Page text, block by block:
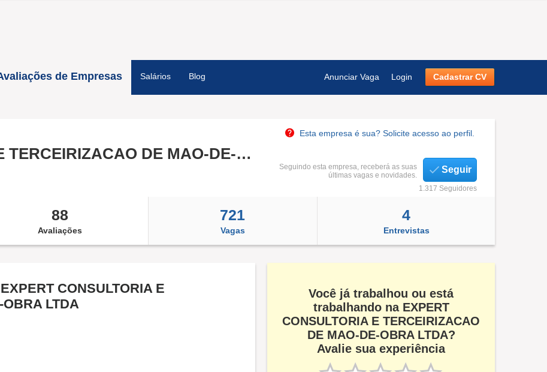
de Empresas Salários Blog Anunciar Vaga Login Cadastrar CV
Esta empresa é sua? Solicite acesso ao perfil.
EXPERT CONSULTORIA E TERCEIRIZACAO DE MAO-DE-OBRA LTDA
Seguindo esta empresa, receberá as suas
últimas vagas e novidades.
Seguir
1.317 Seguidores
88
Avaliações
721
Vagas
4
Entrevistas
CONSULTORIA E
LTDA
Você já trabalhou ou está
trabalhando na EXPERT
CONSULTORIA E TERCEIRIZACAO
DE MAO-DE-OBRA LTDA?
Avalie sua experiência